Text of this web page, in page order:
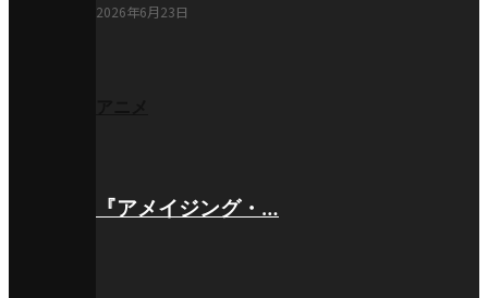
2026年6月23日
『アメイジング・…